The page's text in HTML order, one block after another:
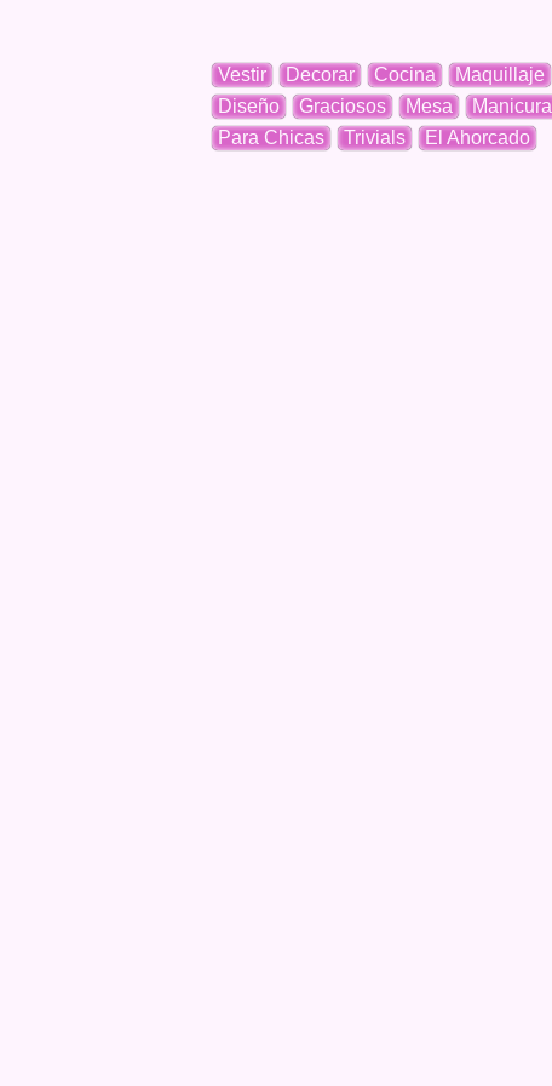
Vestir Decorar Cocina Maquillaje
Diseño
Graciosos Mesa Manicura
Para Chicas
Trivials El Ahorcado